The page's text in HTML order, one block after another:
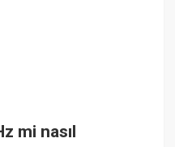
mi nasıl